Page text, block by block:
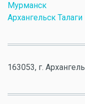
Мурманск
Архангельск Талаги
163053, г.